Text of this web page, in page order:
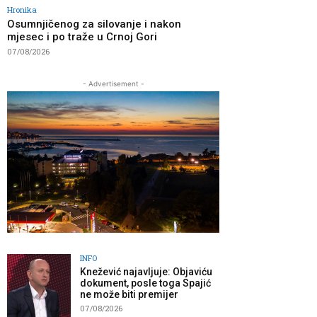
Hronika
Osumnjičenog za silovanje i nakon
mjesec i po traže u Crnoj Gori
07/08/2026
- Advertisement -
INFO
Knežević najavljuje: Objaviću
dokument, posle toga Spajić
ne može biti premijer
07/08/2026